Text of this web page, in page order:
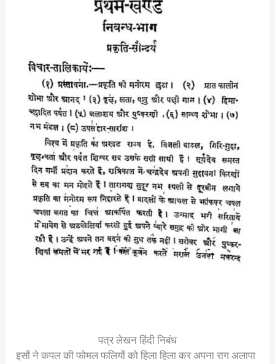
पत्र लेखन हिंदी निबंध
इसों ने कपल की फोमल फलियों को हिला हिला कर अपना राग अलापा